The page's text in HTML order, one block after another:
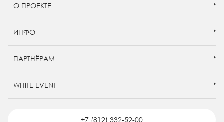
О ПРОЕКТЕ
ИНФО
ПАРТНЁРАМ
WHITE EVENT
+7 (812) 332-52-00